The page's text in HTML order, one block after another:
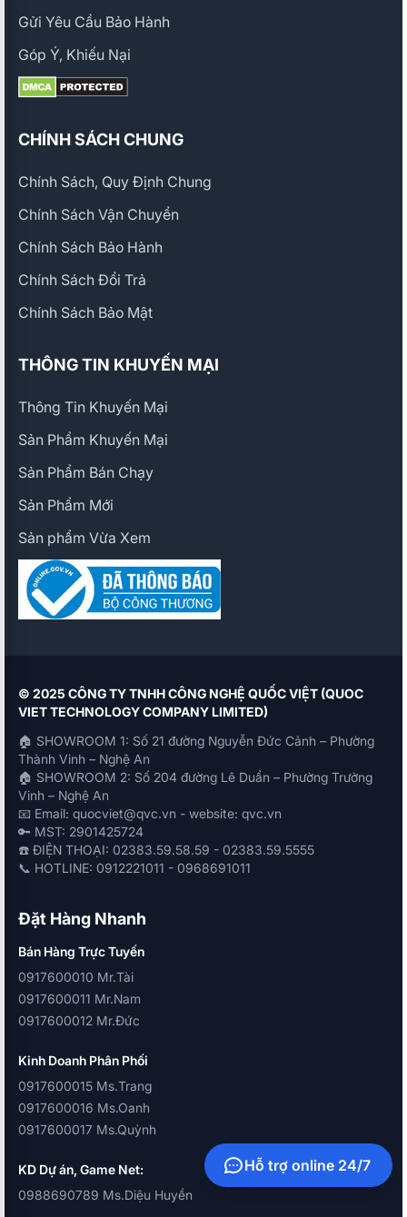
Gửi Yêu Cầu Bảo Hành
Góp Ý, Khiếu Nại
CHÍNH SÁCH CHUNG
Chính Sách, Quy Định Chung
Chính Sách Vận Chuyển
Chính Sách Bảo Hành
Chính Sách Đổi Trả
Chính Sách Bảo Mật
THÔNG TIN KHUYẾN MẠI
Thông Tin Khuyến Mại
Sản Phẩm Khuyến Mại
Sản Phẩm Bán Chạy
Sản Phẩm Mới
Sản phẩm Vừa Xem
© 2025 CÔNG TY TNHH CÔNG NGHỆ QUỐC VIỆT (QUOC
VIET TECHNOLOGY COMPANY LIMITED)
🏠 SHOWROOM 1: Số 21 đường Nguyễn Đức Cảnh – Phường
Thành Vinh – Nghệ An
🏠 SHOWROOM 2: Số 204 đường Lê Duẩn – Phường Trường
Vinh – Nghệ An
📧 Email: quocviet@qvc.vn - website: qvc.vn
🔑 MST: 2901425724
☎️ ĐIỆN THOẠI: 02383.59.58.59 - 02383.59.5555
📞 HOTLINE: 0912221011 - 0968691011
Đặt Hàng Nhanh
Bán Hàng Trực Tuyến
0917600010 Mr.Tài
0917600011 Mr.Nam
0917600012 Mr.Đức
Kinh Doanh Phân Phối
0917600015 Ms.Trang
0917600016 Ms.Oanh
0917600017 Ms.Quỳnh
KD Dự án, Game Net:
0988690789 Ms.Diệu Huyền
Hỗ trợ online 24/7